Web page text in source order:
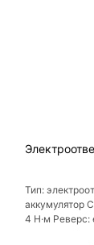
Тип:
аккумулятор
4 Н·м Реверс: